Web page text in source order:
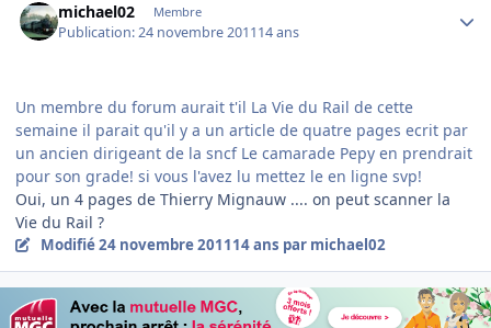
michael02 Membre
Publication:24 novembre 201114 ans
Un membre du forum aurait t'il La Vie du Rail de cette
semaine il parait qu'il y a un article de quatre pages ecrit par
un ancien dirigeant de la sncf Le camarade Pepy en prendrait
pour son grade! si vous l'avez lu mettez le en ligne svp!
Oui, un 4 pages de Thierry Mignauw .... on peut scanner la
Vie du Rail ?
Modifié24 novembre 201114 ans par michael02